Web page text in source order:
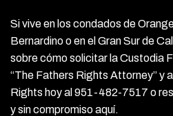
Si vive en los condados de
Bernardino o en el Gran Sur de
sobre cómo solicitar la Custodia
“The Fathers Rights Attorney” y
Rights hoy al 951-482-7517 o
y sin compromiso aquí.